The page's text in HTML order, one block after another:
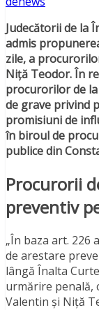
Judecătorii de la
admis
zile, a
Niță Teodor.În
procurorilor de
de grave privind
promisiuni de
în biroul de
publice din
Procurorii
preventiv
„În baza art. 226
de arestare
lângă Înalta
urmărire penală,
Valentin și Niță